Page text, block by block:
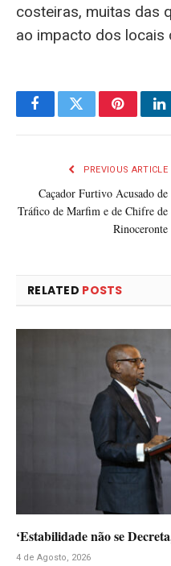
costeiras, muitas das
ao impacto dos locais
FacebookTwitterPinterest
PREVIOUS ARTICLE
Caçador Furtivo Acusado de
Tráfico de Marfim e de Chifre de
Rinoceronte
RELATED POSTS
‘Estabilidade não se
4 de Agosto, 2026